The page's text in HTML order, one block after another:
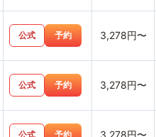
公式 予約 3,278円〜
公式 予約 3,278円〜
公式 予約